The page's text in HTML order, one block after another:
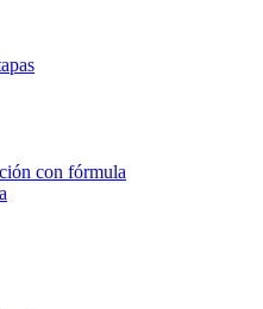
con fórmula